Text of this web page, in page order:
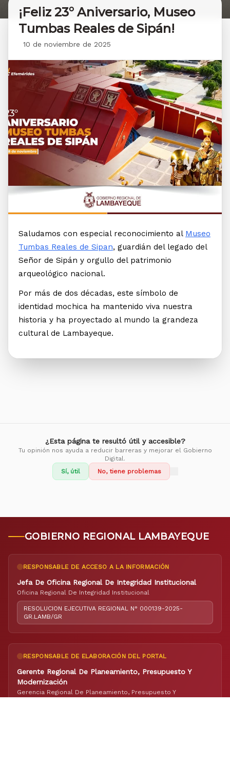
¡Feliz 23° Aniversario, Museo
Tumbas Reales de Sipán!
10 de noviembre de 2025
Saludamos con especial reconocimiento al Museo
Tumbas Reales de Sipan, guardián del legado del
Señor de Sipán y orgullo del patrimonio
arqueológico nacional.
Por más de dos décadas, este símbolo de
identidad mochica ha mantenido viva nuestra
historia y ha proyectado al mundo la grandeza
cultural de Lambayeque.
¿Esta página te resultó útil y accesible?
Tu opinión nos ayuda a reducir barreras y mejorar el Gobierno
Digital.
Sí, útil
No, tiene problemas
GOBIERNO REGIONAL LAMBAYEQUE
RESPONSABLE DE ACCESO A LA INFORMACIÓN
Jefa De Oficina Regional De Integridad Institucional
Oficina Regional De Integridad Institucional
RESOLUCION EJECUTIVA REGIONAL N° 000139-2025-
GR.LAMB/GR
RESPONSABLE DE ELABORACIÓN DEL PORTAL
Gerente Regional De Planeamiento, Presupuesto Y
Modernización
Gerencia Regional De Planeamiento, Presupuesto Y